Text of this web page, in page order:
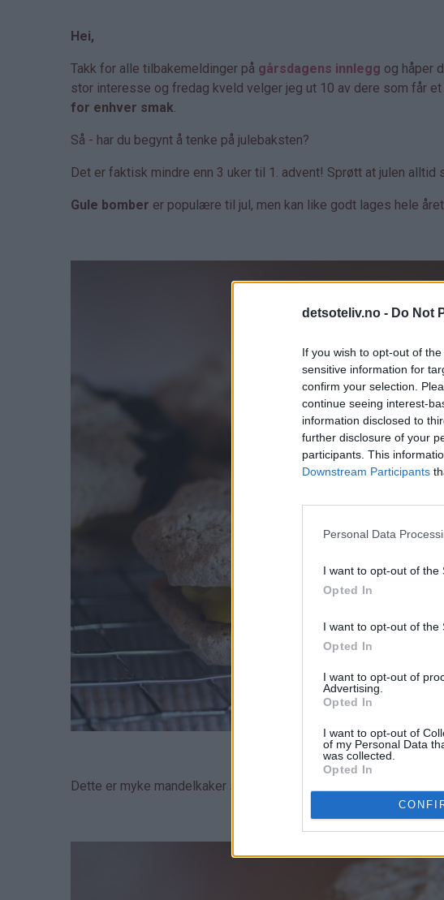
detsoteliv.no - Do Not
If you wish to opt-out of
sensitive information for
confirm your selection.
continue seeing interest-
information disclosed to
further disclosure of your
participants. This
Downstream Participants
Personal Data
I want to opt-out of the
Opted In
I want to opt-out of the
Opted In
I want to opt-out of
Advertising.
Opted In
I want to opt-out of
of my Personal Data
was collected.
Opted In
Hei,
Takk for alle tilbakemeldinger på gårsdagens innlegg og håper
stor interesse og fredag kveld velger jeg ut 10 av dere som får
for enhver smak.
Så - har du begynt å tenke på julebaksten?
Det er faktisk mindre enn 3 uker til 1. advent! Sprøtt at julen alltid
Gule bomber er populære til jul, men kan like godt lages hele
Dette er myke mandelkaker som legges sammen med gul krem